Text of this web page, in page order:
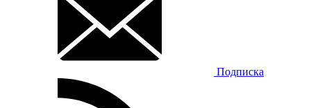
Подписка